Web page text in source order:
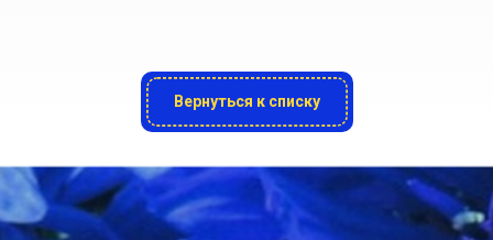
Вернуться к списку